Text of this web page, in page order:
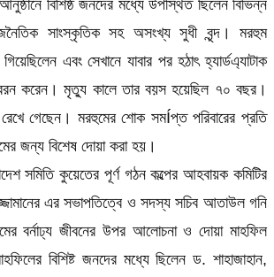
বিশিষ্ঠ জনদের মধ্যে উপস্থিত ছিলেন বিভিন্ন
সাংস্কৃতিক সহ অসংখ্য সুধী বৃন্দ। মরহুম
এবং সেখানে যাবার পর হঠাৎ হ্যার্ডএ্যাটাক
করেন। মৃত্যু কালে তার বয়স হয়েছিল ৭০ বছর।
গেছেন। মরহুমের শোক সমÍপ্ত পরিবারের প্রতি
জন্য বিশেষ দোয়া করা হয়।
সমিতি কুয়েতের পূর্ণ গঠন কল্পের আহবায়ক কমিটির
এর সভাপতিত্বে ও সদস্য সচিব আতাউল গনি
বর্নাঢ্য জীবনের উপর আলোচনা ও দোয়া মাহফিল
বিশিষ্ট জনদের মধ্যে ছিলেন ড. শাহাজাহান,